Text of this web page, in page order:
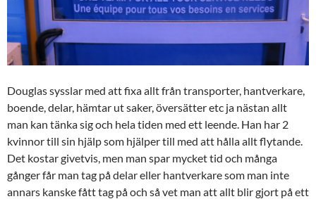
Douglas sysslar med att fixa allt från transporter, hantverkare,
boende, delar, hämtar ut saker, översätter etc ja nästan allt
man kan tänka sig och hela tiden med ett leende. Han har 2
kvinnor till sin hjälp som hjälper till med att hålla allt flytande.
Det kostar givetvis, men man spar mycket tid och många
gånger får man tag på delar eller hantverkare som man inte
annars kanske fått tag på och så vet man att allt blir gjort på ett